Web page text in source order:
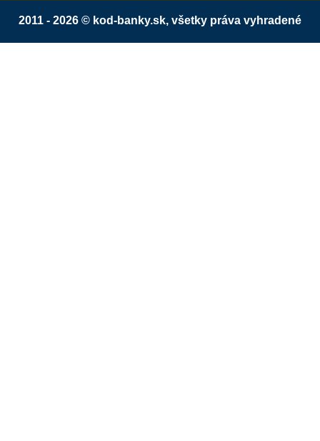
2011 - 2026 © kod-banky.sk, všetky práva vyhradené